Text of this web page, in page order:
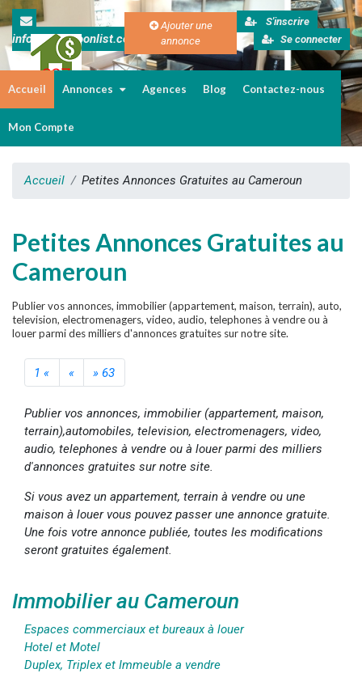
info@cameroonlist.com
Ajouter une
annonce
S'inscrire
Se connecter
Accueil Annonces Agences Blog Contactez-nous
Mon Compte
Accueil Petites Annonces Gratuites au Cameroun
Petites Annonces Gratuites au
Cameroun
Publier vos annonces, immobilier (appartement, maison, terrain), auto,
television, electromenagers, video, audio, telephones à vendre ou à
louer parmi des milliers d'annonces gratuites sur notre site.
1 « « » 63
Publier vos annonces, immobilier (appartement, maison,
terrain),automobiles, television, electromenagers, video,
audio, telephones à vendre ou à louer parmi des milliers
d'annonces gratuites sur notre site.
Si vous avez un appartement, terrain à vendre ou une
maison à louer vous pouvez passer une annonce gratuite.
Une fois votre annonce publiée, toutes les modifications
seront gratuites également.
Immobilier au Cameroun
Espaces commerciaux et bureaux à louer
Hotel et Motel
Duplex, Triplex et Immeuble a vendre